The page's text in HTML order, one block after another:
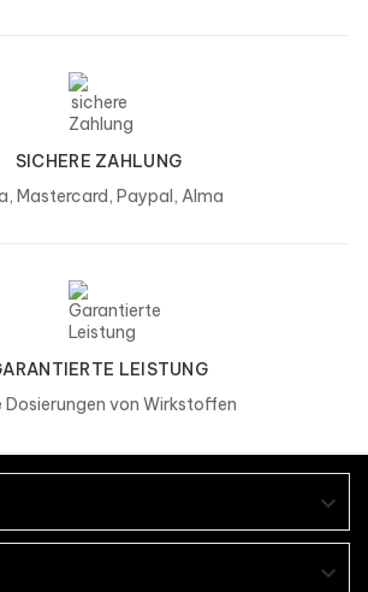
SICHERE ZAHLUNG
Mastercard, Paypal, Alma
LEISTUNG
Dosierungen von Wirkstoffen

